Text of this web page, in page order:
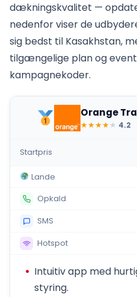
dækningskvalitet —
nedenfor viser de
sig bedst til Kasakhstan,
tilgængelige plan og
kampagnekoder.
Orange
★★★★★ 4.2
Startpris
Lande
Opkald
SMS
Hotspot
Intuitiv app med
styring.